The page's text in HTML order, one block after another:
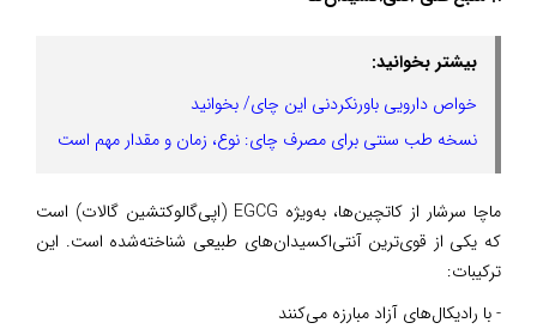
بیشتر بخوانید:
خواص دارویی باورنکردنی این چای/ بخوانید
نسخه طب سنتی برای مصرف چای: نوع، زمان و مقدار مهم است
ماچا سرشار از کاتچین‌ها، به‌ویژه EGCG (اپی‌گالوکتشین گالات) است
که یکی از قوی‌ترین آنتی‌اکسیدان‌های طبیعی شناخته‌شده است. این
ترکیبات:
- با رادیکال‌های آزاد مبارزه می‌کنند